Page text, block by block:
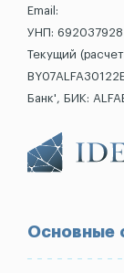
Email:
УНП: 692037928
Текущий
Банк', БИК:
Основные